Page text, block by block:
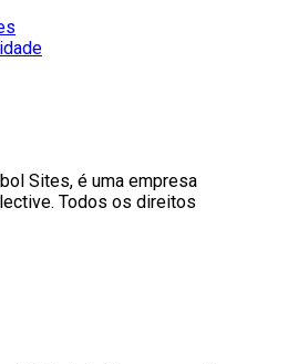
Sites, é uma empresa
Todos os direitos